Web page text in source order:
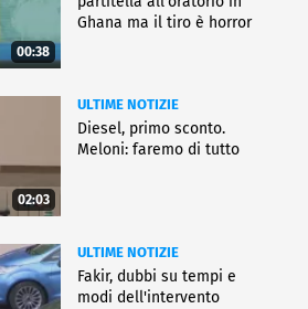
00:38
Ghana ma il tiro è horror
02:03
ULTIME NOTIZIE
Diesel, primo sconto.
Meloni: faremo di tutto
ULTIME NOTIZIE
Fakir, dubbi su tempi e
modi dell'intervento